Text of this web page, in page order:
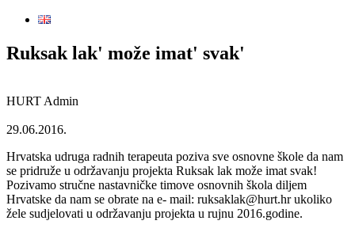
Ruksak lak' može imat' svak'
HURT Admin
29.06.2016.
Hrvatska udruga radnih terapeuta poziva sve osnovne škole da nam
se pridruže u održavanju projekta Ruksak lak može imat svak!
Pozivamo stručne nastavničke timove osnovnih škola diljem
Hrvatske da nam se obrate na e- mail: ruksaklak@hurt.hr ukoliko
žele sudjelovati u održavanju projekta u rujnu 2016.godine.